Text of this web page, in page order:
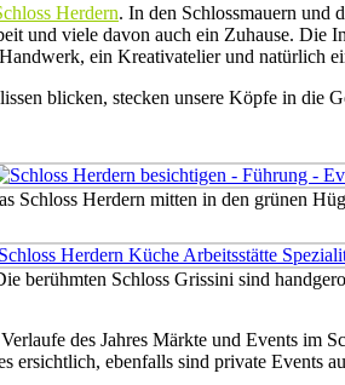
Herdern. In den Schlossmauern und
und viele davon auch ein Zuhause. Die
ein Kreativatelier und natürlich
blicken, stecken unsere Köpfe in die
Schloss Herdern mitten in den grünen
berühmten Schloss Grissini sind
des Jahres Märkte und Events im
ersichtlich, ebenfalls sind private Events